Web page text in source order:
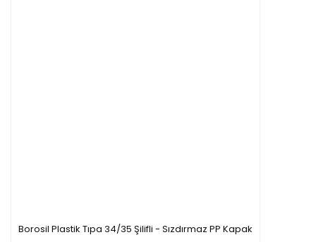
Borosil Plastik Tıpa 34/35 Şilifli - Sızdırmaz PP Kapak